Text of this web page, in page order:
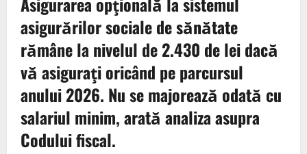
asigurărilor sociale de sănătate
rămâne la nivelul de 2.430 de lei dacă
vă asiguraţi oricând pe parcursul
anului 2026. Nu se majorează odată cu
salariul minim, arată analiza asupra
Codului fiscal.